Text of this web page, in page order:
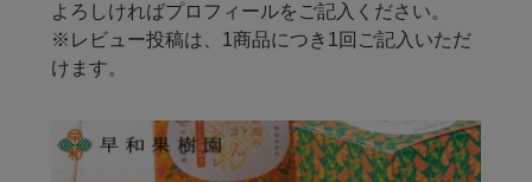
よろしければプロフィールをご記入ください。
※レビュー投稿は、1商品につき1回ご記入いただ
けます。